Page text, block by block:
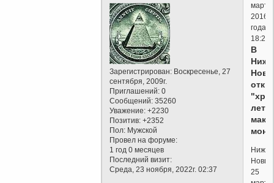
Зарегистрирован: Воскресенье, 27
сентября, 2009г.
Приглашений: 0
Сообщений: 35260
Уважение: +2230
Позитив: +2352
Пол: Мужской
Провел на форуме:
1 год 0 месяцев
Последний визит:
Среда, 23 ноября, 2022г. 02:37
марта
2016
года,
18:25
В
25